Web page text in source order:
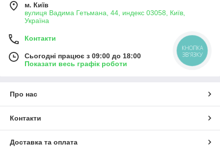
м. Київ
вулиця Вадима Гетьмана, 44, индекс 03058, Київ,
Україна
Контакти
Сьогодні працює з 09:00 до 18:00
Показати весь графік роботи
Про нас
Контакти
Доставка та оплата
КНОПКА
ЗВ'ЯЗКУ